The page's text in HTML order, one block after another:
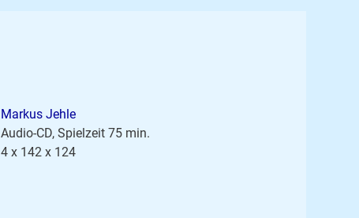
Markus Jehle
Audio-CD, Spielzeit 75 min.
4 x 142 x 124